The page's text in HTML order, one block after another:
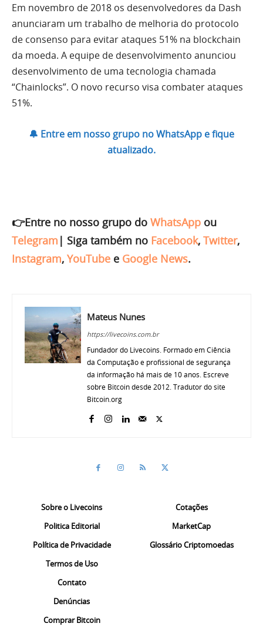
Em novembro de 2018 os desenvolvedores da Dash
anunciaram um trabalho de melhoria do protocolo
de consenso para evitar ataques 51% na blockchain
da moeda. A equipe de desenvolvimento anunciou
desenvolvimento de uma tecnologia chamada
“Chainlocks”. O novo recurso visa combater ataques
51%.
🔔 Entre em nosso grupo no WhatsApp e fique
atualizado.
👉Entre no nosso grupo do WhatsApp ou
Telegram | Siga também no Facebook, Twitter,
Instagram, YouTube e Google News.
Mateus Nunes
https://livecoins.com.br
Fundador do Livecoins. Formado em Ciência
da Computação e profissional de segurança
da informação há mais de 10 anos. Escreve
sobre Bitcoin desde 2012. Tradutor do site
Bitcoin.org
Sobre o Livecoins
Politica Editorial
Política de Privacidade
Termos de Uso
Contato
Denúncias
Comprar Bitcoin
Cotações
MarketCap
Glossário Criptomoedas